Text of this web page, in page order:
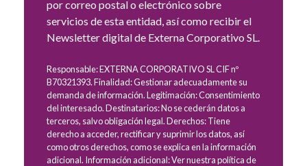
por correo postal o electrónico sobre
servicios de esta entidad, así como recibir el
Newsletter digital de Externa Corporativo SL.
Responsable: EXTERNA CORPORATIVO SL CIF nº
B70321393. Finalidad: Gestionar adecuadamente su
demanda de información. Legitimación: Consentimiento
del interesado. Destinatarios: No se cederán datos a
terceros, salvo obligación legal. Derechos: Tiene
derecho a acceder, rectificar y suprimir los datos, así
como otros derechos, como se explica en la información
adicional. Información adicional: Ver nuestra política de